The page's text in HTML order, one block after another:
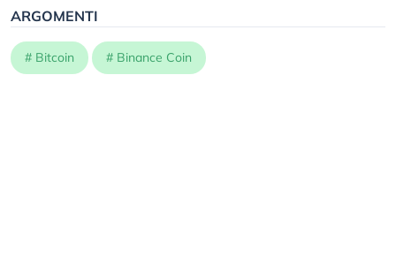
ARGOMENTI
# Bitcoin # Binance Coin